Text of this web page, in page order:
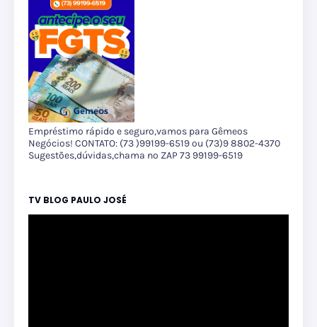
Empréstimo rápido e seguro,vamos para Gêmeos
Negócios! CONTATO: (73 )99199-6519 ou (73)9 8802-4370
Sugestões,dúvidas,chama no ZAP 73 99199-6519
TV BLOG PAULO JOSÉ